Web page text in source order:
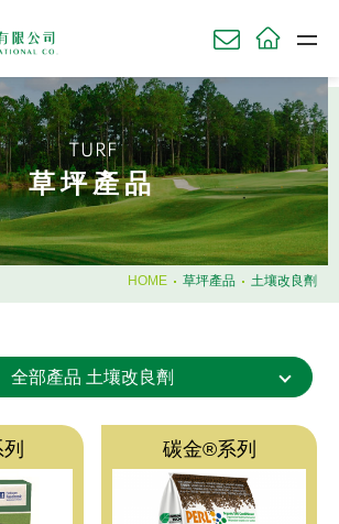
關於我們
草坪產品 TURF
農業產品
園藝產品
技術服務
pH值量表
TURF
草坪產品
HOME 草坪產品 土壤改良劑
全部產品 土壤改良劑
碳金®系列